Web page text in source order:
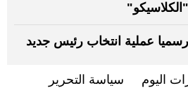
عملية انتخاب رئيس جديد
اليوم سياسة التحرير